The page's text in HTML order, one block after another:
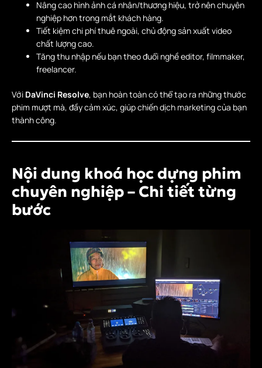
Nâng cao hình ảnh cá nhân/thương hiệu, trở nên chuyên
nghiệp hơn trong mắt khách hàng.
Tiết kiệm chi phí thuê ngoài, chủ động sản xuất video
chất lượng cao.
Tăng thu nhập nếu bạn theo đuổi nghề editor, filmmaker,
freelancer.
Với DaVinci Resolve, bạn hoàn toàn có thể tạo ra những thước
phim mượt mà, đầy cảm xúc, giúp chiến dịch marketing của bạn
thành công.
Nội dung khoá học dựng phim
chuyên nghiệp – Chi tiết từng
bước